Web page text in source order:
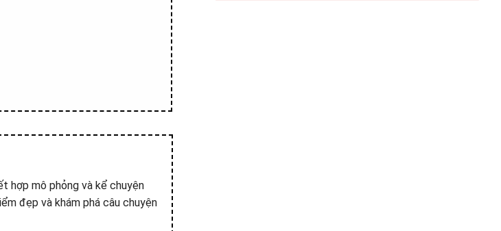
hợp mô phỏng và kể chuyện
đẹp và khám phá câu chuyện